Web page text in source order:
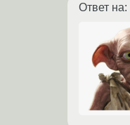
Ответ на: